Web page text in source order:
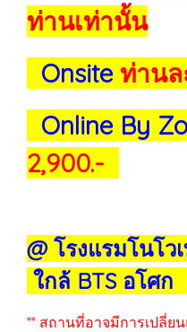
ท่านเท่านั้น
Onsite ท่านล
Online By
2,900.-
@ โรงแรมโนโ
ใกล้ BTS อโศก
** สถานที่อาจมีการเปลี่ย